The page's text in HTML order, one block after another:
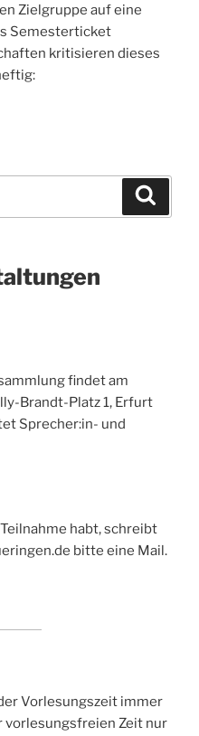
Zielgruppe auf eine
Semesterticket
kritisieren dieses
findet am
Brandt-Platz 1, Erfurt
Sprecher:in- und
habt, schreibt
bitte eine Mail.
Vorlesungszeit immer
vorlesungsfreien Zeit nur